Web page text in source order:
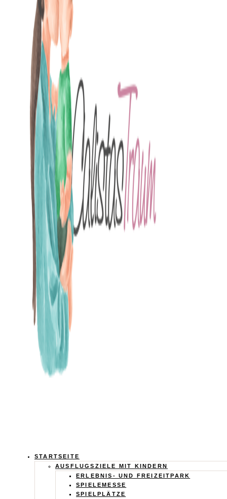
Calistas
Traum
STARTSEITE
AUSFLUGSZIELE MIT KINDERN
ERLEBNIS- UND FREIZEITPARK
SPIELEMESSE
SPIELPLÄTZE